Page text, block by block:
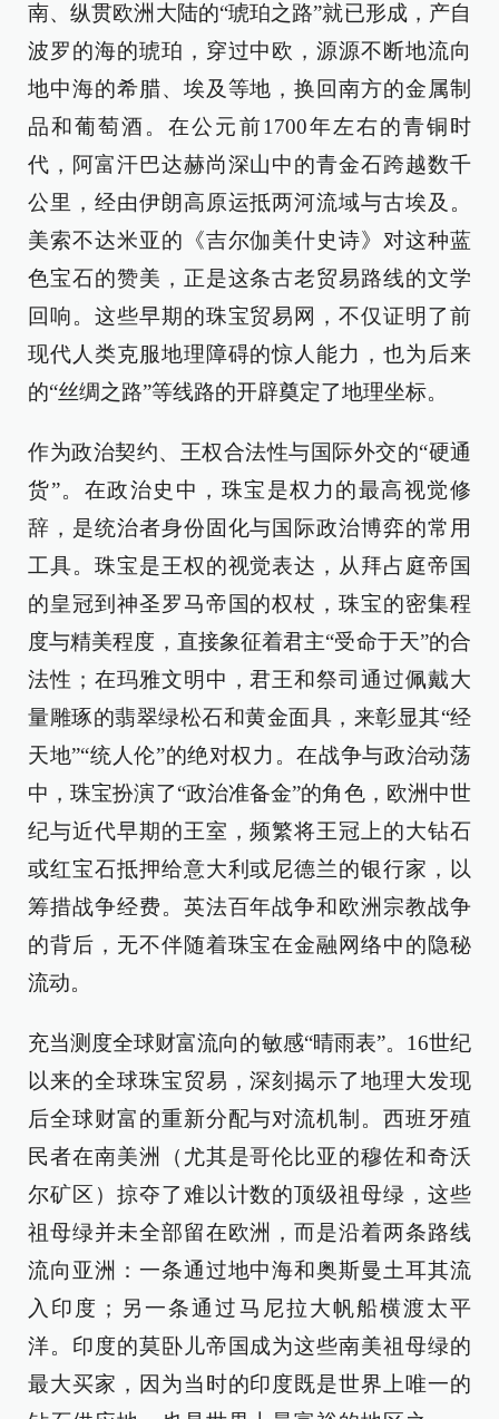
南、纵贯欧洲大陆的“琥珀之路”就已形成，产自
波罗的海的琥珀，穿过中欧，源源不断地流向
地中海的希腊、埃及等地，换回南方的金属制
品和葡萄酒。在公元前1700年左右的青铜时
代，阿富汗巴达赫尚深山中的青金石跨越数千
公里，经由伊朗高原运抵两河流域与古埃及。
美索不达米亚的《吉尔伽美什史诗》对这种蓝
色宝石的赞美，正是这条古老贸易路线的文学
回响。这些早期的珠宝贸易网，不仅证明了前
现代人类克服地理障碍的惊人能力，也为后来
的“丝绸之路”等线路的开辟奠定了地理坐标。
作为政治契约、王权合法性与国际外交的“硬通
货”。在政治史中，珠宝是权力的最高视觉修
辞，是统治者身份固化与国际政治博弈的常用
工具。珠宝是王权的视觉表达，从拜占庭帝国
的皇冠到神圣罗马帝国的权杖，珠宝的密集程
度与精美程度，直接象征着君主“受命于天”的合
法性；在玛雅文明中，君王和祭司通过佩戴大
量雕琢的翡翠绿松石和黄金面具，来彰显其“经
天地”“统人伦”的绝对权力。在战争与政治动荡
中，珠宝扮演了“政治准备金”的角色，欧洲中世
纪与近代早期的王室，频繁将王冠上的大钻石
或红宝石抵押给意大利或尼德兰的银行家，以
筹措战争经费。英法百年战争和欧洲宗教战争
的背后，无不伴随着珠宝在金融网络中的隐秘
流动。
充当测度全球财富流向的敏感“晴雨表”。16世纪
以来的全球珠宝贸易，深刻揭示了地理大发现
后全球财富的重新分配与对流机制。西班牙殖
民者在南美洲（尤其是哥伦比亚的穆佐和奇沃
尔矿区）掠夺了难以计数的顶级祖母绿，这些
祖母绿并未全部留在欧洲，而是沿着两条路线
流向亚洲：一条通过地中海和奥斯曼土耳其流
入印度；另一条通过马尼拉大帆船横渡太平
洋。印度的莫卧儿帝国成为这些南美祖母绿的
最大买家，因为当时的印度既是世界上唯一的